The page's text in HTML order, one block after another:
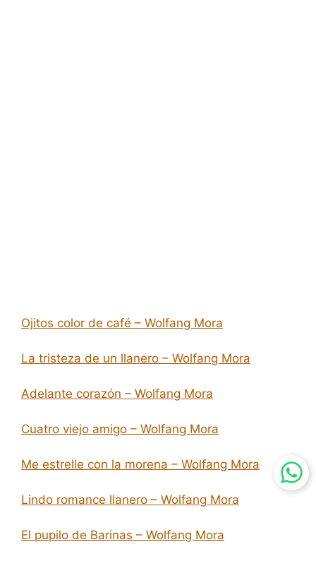
Ojitos color de café – Wolfang Mora
La tristeza de un llanero – Wolfang Mora
Adelante corazón – Wolfang Mora
Cuatro viejo amigo – Wolfang Mora
Me estrelle con la morena – Wolfang Mora
Lindo romance llanero – Wolfang Mora
El pupilo de Barinas – Wolfang Mora